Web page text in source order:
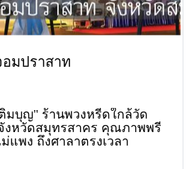
มปราสาท
มบุญ" ร้านพวงหรีดใกล้วัด
งหวัดสมุทรสาคร คุณภาพพรี
แพง ถึงศาลาตรงเวลา